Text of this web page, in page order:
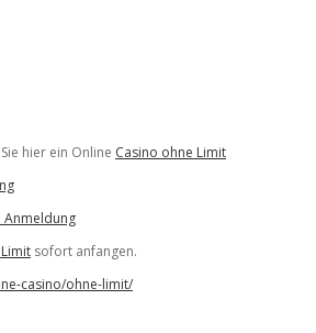
hier ein Online Casino ohne Limit
Anmeldung
sofort anfangen.
casino/ohne-limit/